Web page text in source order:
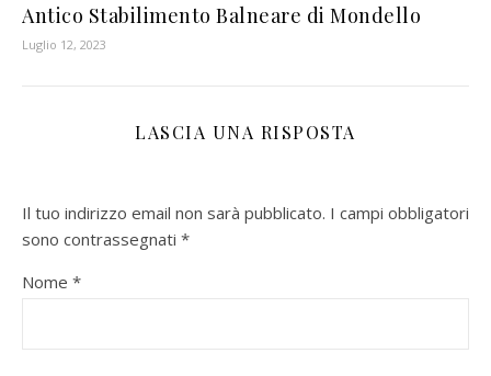
Antico Stabilimento Balneare di Mondello
Luglio 12, 2023
LASCIA UNA RISPOSTA
Il tuo indirizzo email non sarà pubblicato. I campi obbligatori
sono contrassegnati *
Nome *